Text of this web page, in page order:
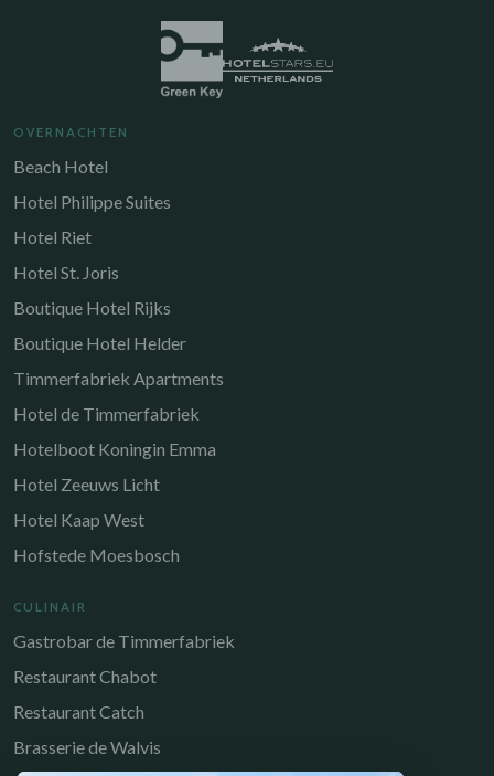
OVERNACHTEN
Beach Hotel
Hotel Philippe Suites
Hotel Riet
Hotel St. Joris
Boutique Hotel Rijks
Boutique Hotel Helder
Timmerfabriek Apartments
Hotel de Timmerfabriek
Hotelboot Koningin Emma
Hotel Zeeuws Licht
Hotel Kaap West
Hofstede Moesbosch
CULINAIR
Gastrobar de Timmerfabriek
Restaurant Chabot
Restaurant Catch
Brasserie de Walvis